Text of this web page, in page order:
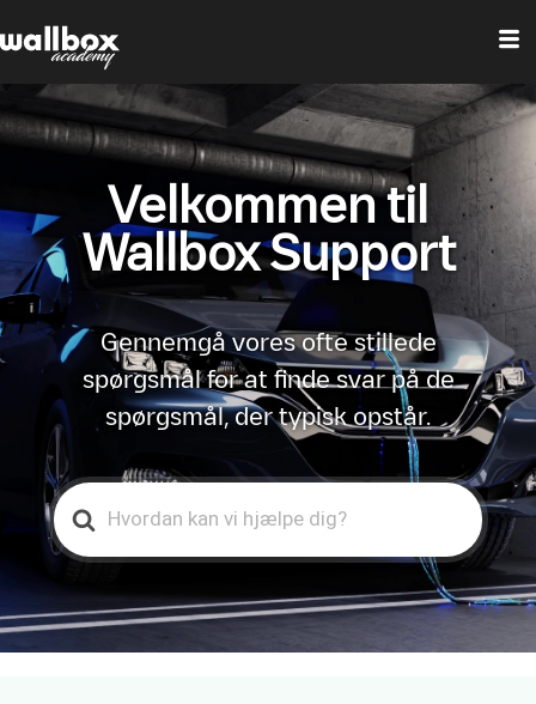
Velkommen til
Wallbox Support
Gennemgå vores ofte stillede
spørgsmål for at finde svar på de
spørgsmål, der typisk opstår.
Search
For